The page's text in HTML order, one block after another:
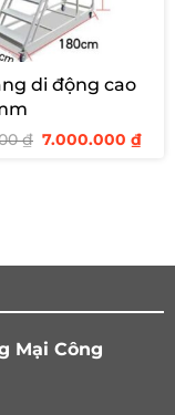
di động cao
₫ Giá
gốc
7.000.000₫Giá
Mại Công